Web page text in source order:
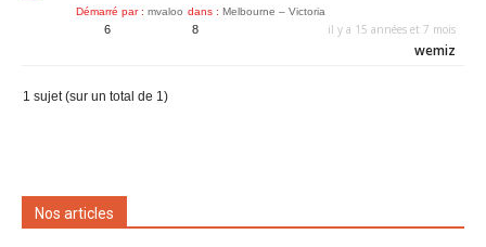
Démarré par : mvaloo dans : Melbourne – Victoria
6 8 il y a 15 années et 7 mois
wemiz
1 sujet (sur un total de 1)
Nos articles